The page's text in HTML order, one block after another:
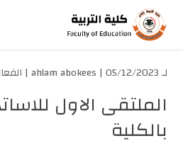
لـ ahlam abokees | 05/12/2023 |
الملتقى الاول
بالكلية